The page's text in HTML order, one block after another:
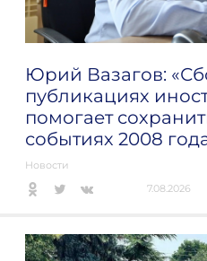
Юрий Вазагов:
публикациях
помогает
событиях 2008
Новости
7.08.2026